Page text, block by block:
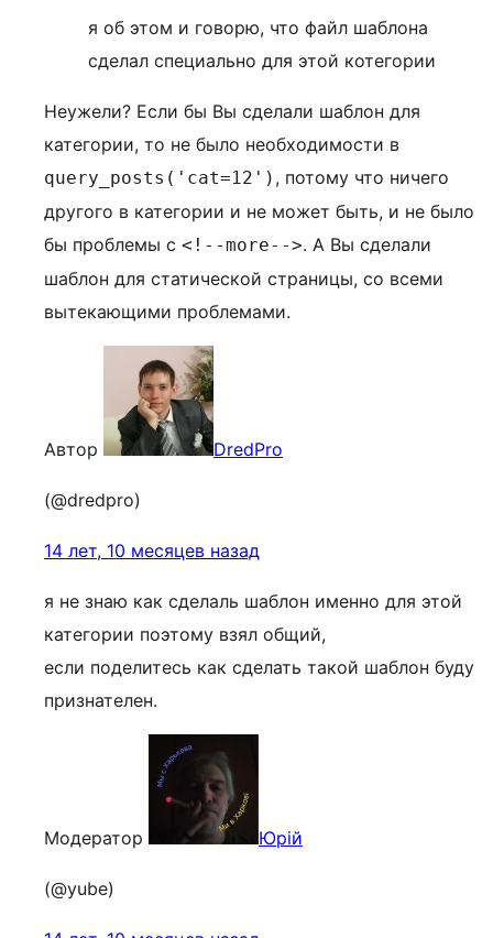
я об этом и говорю, что файл шаблона
сделал специально для этой котегории
Неужели? Если бы Вы сделали шаблон для
категории, то не было необходимости в
query_posts('cat=12') , потому что ничего
другого в категории и не может быть, и не было
бы проблемы с <!--more-->. А Вы сделали
шаблон для статической страницы, со всеми
вытекающими проблемами.
Автор DredPro
(@dredpro)
14 лет, 10 месяцев назад
я не знаю как сделаль шаблон именно для этой
категории поэтому взял общий,
если поделитесь как сделать такой шаблон буду
признателен.
Модератор Юрій
(@yube)